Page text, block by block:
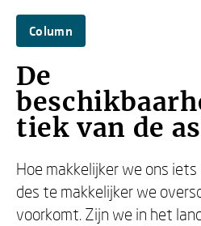
Column
De
tiek van de
Hoe makkelijker we ons
des te makkelijker we
voorkomt. Zijn we in het